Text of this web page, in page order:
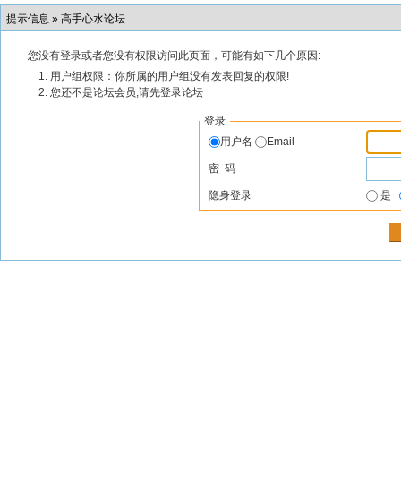
提示信息 » 高手心水论坛
您没有登录或者您没有权限访问此页面，可能有如下几个原因:
用户组权限：你所属的用户组没有发表回复的权限!
您还不是论坛会员,请先登录论坛
登录
用户名
Email
密 码
隐身登录 是